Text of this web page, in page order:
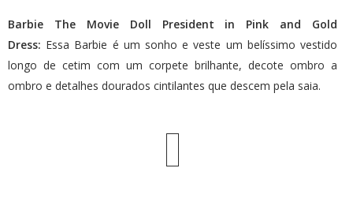
Barbie The Movie Doll President in Pink and Gold
Dress: Essa Barbie é um sonho e veste um belíssimo vestido
longo de cetim com um corpete brilhante, decote ombro a
ombro e detalhes dourados cintilantes que descem pela saia.